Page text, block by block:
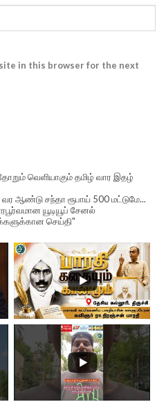
in this browser for the next
வெளியாகும் தமிழ் வார இதழ்
ஆண்டு சந்தா ரூபாய் 500 மட்டுமே...
யூடியூப் சேனல்
செய்தி"